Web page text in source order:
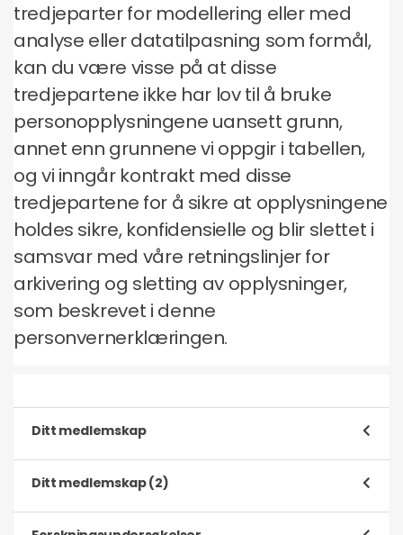
tredjeparter for modellering eller med
analyse eller datatilpasning som formål,
kan du være visse på at disse
tredjepartene ikke har lov til å bruke
personopplysningene uansett grunn,
annet enn grunnene vi oppgir i tabellen,
og vi inngår kontrakt med disse
tredjepartene for å sikre at opplysningene
holdes sikre, konfidensielle og blir slettet i
samsvar med våre retningslinjer for
arkivering og sletting av opplysninger,
som beskrevet i denne
personvernerklæringen.
Ditt medlemskap
Hensikt
Registrere og behandle søknaden din om å bli
medlem
Ditt medlemskap (2)